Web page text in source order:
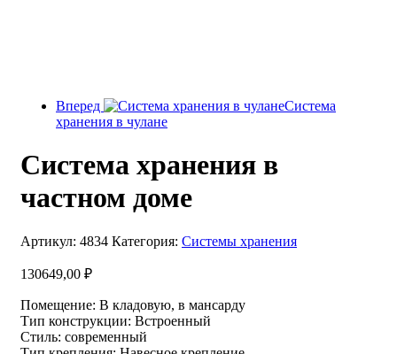
Вперед
Система
хранения в чулане
Система хранения в
частном доме
Артикул: 4834 Категория: Системы хранения
130649,00 ₽
Помещение: В кладовую, в мансарду
Тип конструкции: Встроенный
Стиль: современный